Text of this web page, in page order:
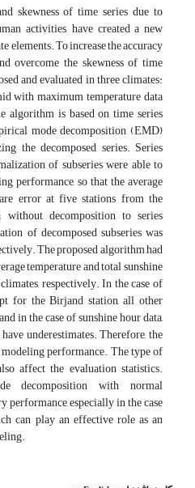
skewness of time series due to
activities, have created a new
elements. To increase the accuracy
overcome the skewness of time
and evaluated in three climates:
with maximum temperature data
algorithm is based on time series
mode decomposition (EMD)
the decomposed series. Series
of subseries were able to
performance, so that the average
error at five stations from the
without decomposition to series
of decomposed subseries was
The proposed algorithm had
temperature and total sunshine
respectively. In the case of
for the Birjand station, all other
in the case of sunshine hour data,
underestimates. Therefore, the
performance. The type of
affect the evaluation statistics.
decomposition with normal
especially in the case
can play an effective role as an